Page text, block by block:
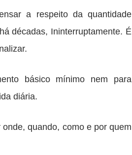
a respeito da quantidade
décadas, Ininterruptamente. É
básico mínimo nem para
diária.
quando, como e por quem